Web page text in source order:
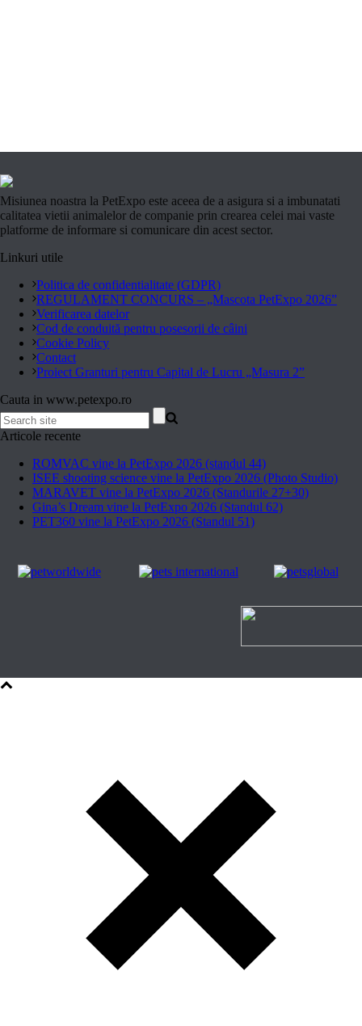
Misiunea noastra la PetExpo este aceea de a asigura si a imbunatati
calitatea vietii animalelor de companie prin crearea celei mai vaste
platforme de informare si comunicare din acest sector.
Linkuri utile
Politica de confidentialitate (GDPR)
REGULAMENT CONCURS – „Mascota PetExpo 2026”
Verificarea datelor
Cod de conduită pentru posesorii de câini
Cookie Policy
Contact
Proiect Granturi pentru Capital de Lucru „Masura 2”
Cauta in www.petexpo.ro
Articole recente
ROMVAC vine la PetExpo 2026 (standul 44)
ISEE shooting science vine la PetExpo 2026 (Photo Studio)
MARAVET vine la PetExpo 2026 (Standurile 27+30)
Gina’s Dream vine la PetExpo 2026 (Standul 62)
PET360 vine la PetExpo 2026 (Standul 51)